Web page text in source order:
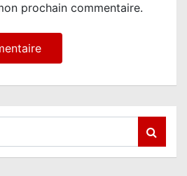
prochain commentaire.